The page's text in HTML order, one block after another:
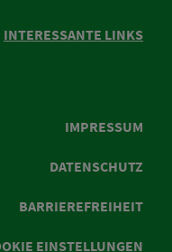
INTERESSANTE LINKS
IMPRESSUM
DATENSCHUTZ
BARRIEREFREIHEIT
EINSTELLUNGEN